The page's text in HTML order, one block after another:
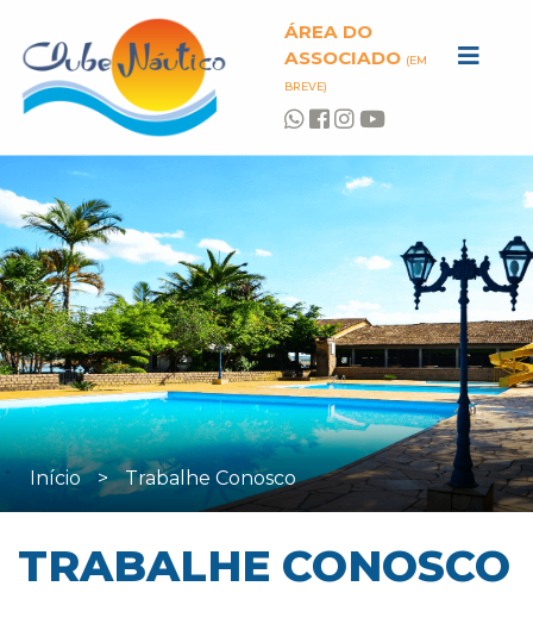
ÁREA DO
ASSOCIADO (EM
BREVE)
Início > Trabalhe Conosco
TRABALHE CONOSCO